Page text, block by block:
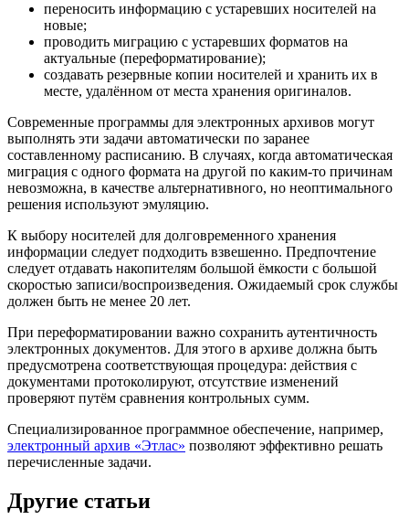
переносить информацию с устаревших носителей на
новые;
проводить миграцию с устаревших форматов на
актуальные (переформатирование);
создавать резервные копии носителей и хранить их в
месте, удалённом от места хранения оригиналов.
Современные программы для электронных архивов могут
выполнять эти задачи автоматически по заранее
составленному расписанию. В случаях, когда автоматическая
миграция с одного формата на другой по каким-то причинам
невозможна, в качестве альтернативного, но неоптимального
решения используют эмуляцию.
К выбору носителей для долговременного хранения
информации следует подходить взвешенно. Предпочтение
следует отдавать накопителям большой ёмкости с большой
скоростью записи/воспроизведения. Ожидаемый срок службы
должен быть не менее 20 лет.
При переформатировании важно сохранить аутентичность
электронных документов. Для этого в архиве должна быть
предусмотрена соответствующая процедура: действия с
документами протоколируют, отсутствие изменений
проверяют путём сравнения контрольных сумм.
Специализированное программное обеспечение, например,
электронный архив «Этлас» позволяют эффективно решать
перечисленные задачи.
Другие статьи